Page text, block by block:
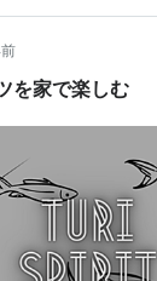
画像来るま…
を家で楽しむ